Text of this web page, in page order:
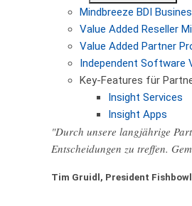
Mindbreeze BDI
Value Added Reseller
Value Added Partner
Independent Software
Key-Features für
Insight Services
Insight Apps
"Durch unsere langjährige
Entscheidungen zu treffen.
Tim Gruidl, President